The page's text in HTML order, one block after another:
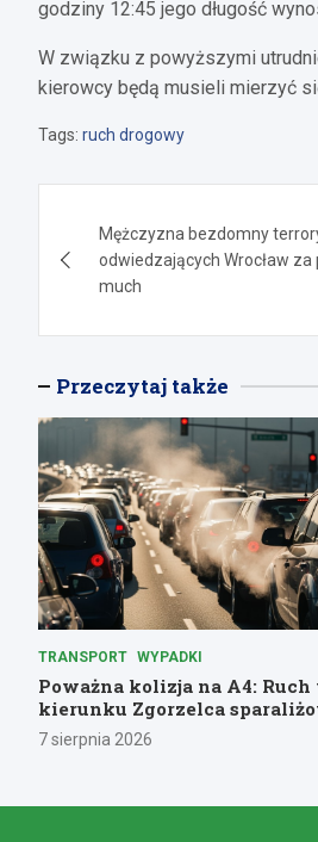
godziny 12:45 jego długość
W związku z powyższymi
kierowcy będą musieli mierzyć
Tags: ruch drogowy
wpisu
Mężczyzna bezdomny
odwiedzających Wrocław
much
Przeczytaj także
TRANSPORT WYPADKI
Poważna kolizja na A4: Ruch
kierunku Zgorzelca
7 sierpnia 2026